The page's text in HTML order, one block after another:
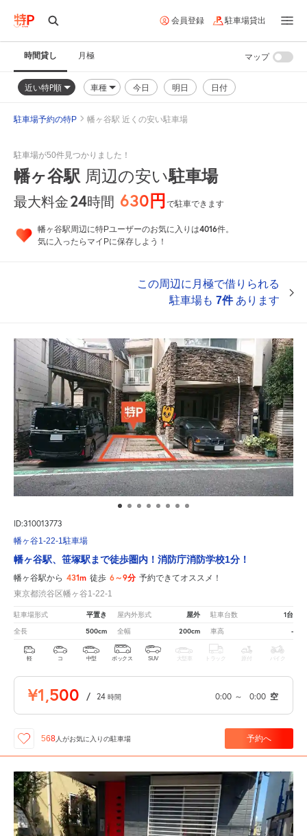
会員登録 駐車場貸出
時間貸し 月極
近い特P順 車種 今日 明日 日付
マップ
駐車場予約の特P 幡ヶ谷駅 近くの安い駐車場
駐車場が50件見つかりました！
幡ヶ谷駅 周辺の安い駐車場
最大料金24時間 630円で駐車できます
幡ヶ谷駅周辺に特Pユーザーのお気に入りは4016件。
気に入ったらマイPに保存しよう！
この周辺に月極で借りられる
駐車場も 7件あります
ID:310013773
幡ヶ谷1-22-1駐車場
幡ヶ谷駅、笹塚駅まで徒歩圏内！消防庁消防学校1分！
幡ヶ谷駅から 431m 徒歩 6～9分 予約できてオススメ！
東京都渋谷区幡ヶ谷1-22-1
駐車場形式 平置き 屋内外形式 屋外 駐車台数 1台
全長 500cm 全幅 200cm 車高 -
軽 コ 中型 ボックス SUV 大型車 トラック 原付 バイク
¥1,500 / 24 時間 0:00 ～ 0:00 空
568 人がお気に入りの駐車場 予約へ